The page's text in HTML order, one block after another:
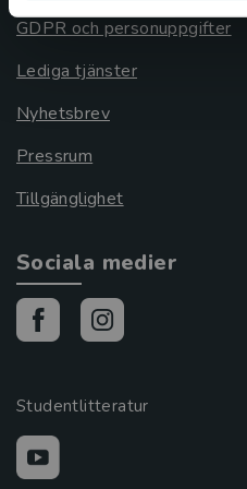
GDPR och personuppgifter
Lediga tjänster
Nyhetsbrev
Pressrum
Tillgänglighet
Sociala medier
Studentlitteratur